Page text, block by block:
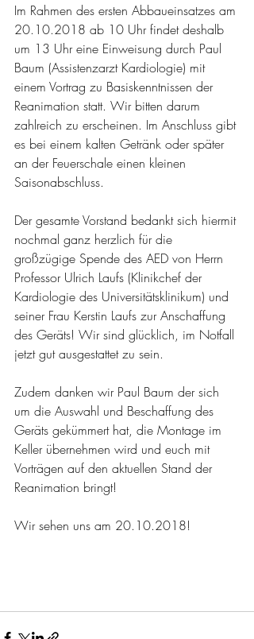
Im Rahmen des ersten Abbaueinsatzes am
20.10.2018 ab 10 Uhr findet deshalb
um 13 Uhr eine Einweisung durch Paul
Baum (Assistenzarzt Kardiologie) mit
einem Vortrag zu Basiskenntnissen der
Reanimation statt. Wir bitten darum
zahlreich zu erscheinen. Im Anschluss gibt
es bei einem kalten Getränk oder später
an der Feuerschale einen kleinen
Saisonabschluss.
Der gesamte Vorstand bedankt sich hiermit
nochmal ganz herzlich für die
großzügige Spende des AED von Herrn
Professor Ulrich Laufs (Klinikchef der
Kardiologie des Universitätsklinikum) und
seiner Frau Kerstin Laufs zur Anschaffung
des Geräts! Wir sind glücklich, im Notfall
jetzt gut ausgestattet zu sein.
Zudem danken wir Paul Baum der sich
um die Auswahl und Beschaffung des
Geräts gekümmert hat, die Montage im
Keller übernehmen wird und euch mit
Vorträgen auf den aktuellen Stand der
Reanimation bringt!
Wir sehen uns am 20.10.2018!